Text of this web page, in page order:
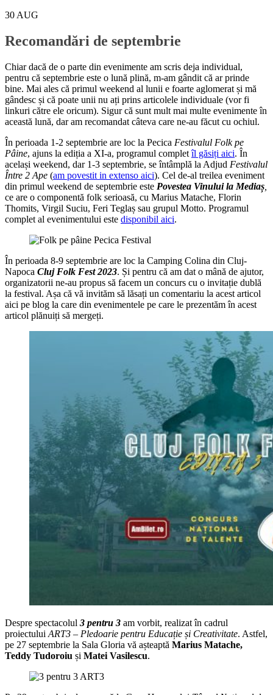
30 AUG
Recomandări de septembrie
Chiar dacă de o parte din evenimente am scris deja individual,
pentru că septembrie este o lună plină, m-am gândit că ar prinde
bine. Mai ales că primul weekend al lunii e foarte aglomerat și mă
gândesc și că poate unii nu ați prins articolele individuale (vor fi
linkuri către ele oricum). Sigur că sunt mult mai multe evenimente în
această lună, dar am recomandat câteva care ne-au făcut cu ochiul.
În perioada 1-2 septembrie are loc la Pecica Festivalul Folk pe
Pâine, ajuns la ediția a XI-a, programul completîl găsiți aici. În
același weekend, dar 1-3 septembrie, se întâmplă la Adjud Festivalul
Între 2 Ape (am povestit in extenso aici). Cel de-al treilea eveniment
din primul weekend de septembrie este Povestea Vinului la Mediaș
ce are o componentă folk serioasă, cu Marius Matache, Florin
Thomits, Virgil Suciu, Feri Teglaș sau grupul Motto. Programul
complet al evenimentului este disponibil aici.
În perioada 8-9 septembrie are loc la Camping Colina din Cluj-
Napoca Cluj Folk Fest 2023. Și pentru că am dat o mână de ajutor,
organizatorii ne-au propus să facem un concurs cu o invitație dublă
la festival. Așa că vă invităm să lăsați un comentariu la acest articol
aici pe blog la care din evenimentele pe care le prezentăm în acest
articol plănuiți să mergeți.
Despre spectacolul 3 pentru 3 am vorbit, realizat în cadrul
proiectului ART3 – Pledoarie pentru Educație și Creativitate. Astfel,
pe 27 septembrie la Sala Gloria vă așteaptă Marius Matache,
Teddy Tudoroiu și Matei Vasilescu.